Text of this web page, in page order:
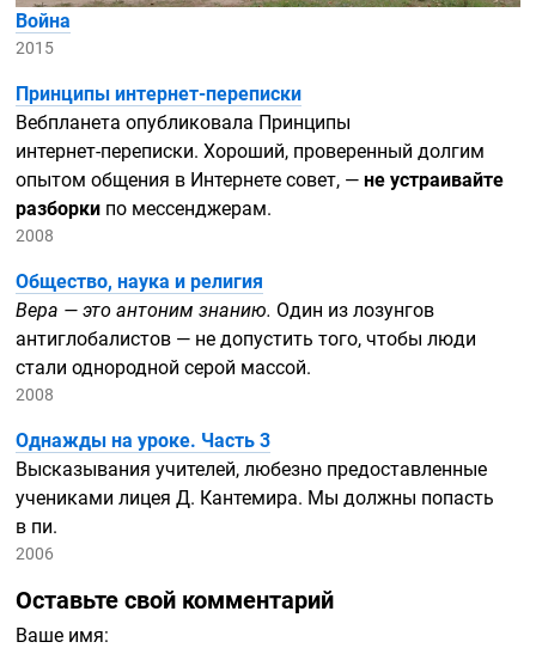
Война
2015
Принципыинтернет-переписки
Вебпланета опубликовала Принципы
интернет-переписки. Хороший, проверенный долгим
опытом общения в Интернете совет, —не устраивайте
разборки по мессенджерам.
2008
Общество, наука и религия
Вера — это антоним знанию. Один из лозунгов
антиглобалистов — не допустить того, чтобы люди
стали однородной серой массой.
2008
Однажды на уроке. Часть 3
Высказывания учителей, любезно предоставленные
учениками лицея Д. Кантемира. Мы должны попасть
в пи.
2006
Оставьте свой комментарий
Ваше имя: